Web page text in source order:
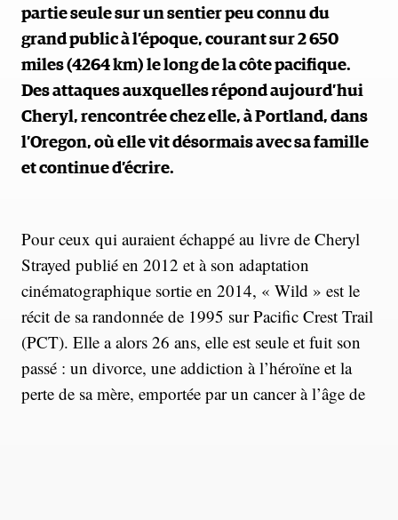
partie seule sur un sentier peu connu du
grand public à l’époque, courant sur 2 650
miles (4264 km) le long de la côte pacifique.
Des attaques auxquelles répond aujourd’hui
Cheryl, rencontrée chez elle, à Portland, dans
l’Oregon, où elle vit désormais avec sa famille
et continue d’écrire.
Pour ceux qui auraient échappé au livre de Cheryl
Strayed publié en 2012 et à son adaptation
cinématographique sortie en 2014, « Wild » est le
récit de sa randonnée de 1995 sur Pacific Crest Trail
(PCT). Elle a alors 26 ans, elle est seule et fuit son
passé : un divorce, une addiction à l’héroïne et la
perte de sa mère, emportée par un cancer à l’âge de